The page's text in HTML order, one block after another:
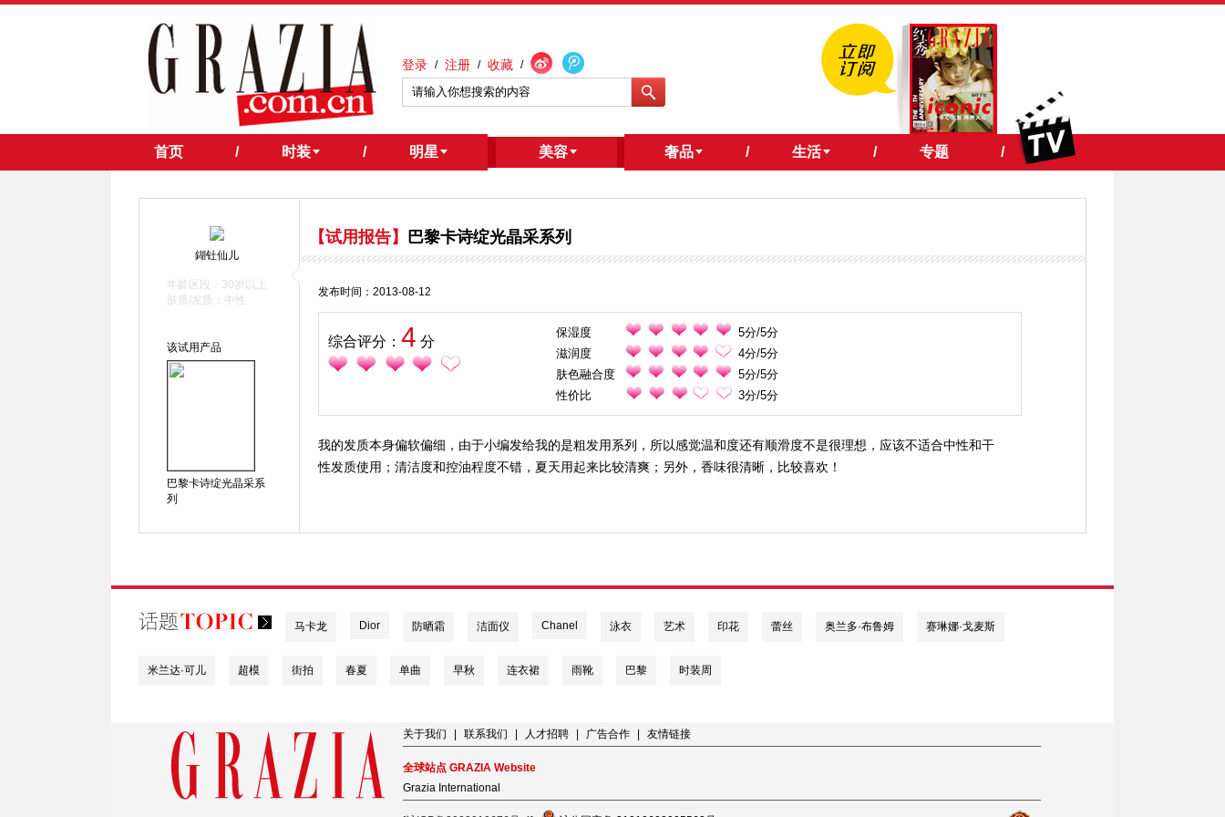
登录 / 注册 / 收藏 /
首页 / 时装 / 明星 美容 奢品 / 生活 / 专题 /
鍸钍仙儿
年龄区段：30岁以上
肤质/发质：中性
该试用产品
巴黎卡诗绽光晶采系
列
【试用报告】 巴黎卡诗绽光晶采系列
发布时间：2013-08-12
综合评分： 4 分
保湿度
5分/5分
滋润度
4分/5分
肤色融合度
5分/5分
性价比
3分/5分
我的发质本身偏软偏细，由于小编发给我的是粗发用系列，所以感觉温和度还有顺滑度不是很理想，应该不适合中性和干
性发质使用；清洁度和控油程度不错，夏天用起来比较清爽；另外，香味很清晰，比较喜欢！
马卡龙 Dior 防晒霜 洁面仪 Chanel 泳衣 艺术 印花 蕾丝 奥兰多·布鲁姆 赛琳娜·戈麦斯
米兰达·可儿 超模 街拍 春夏 单曲 早秋 连衣裙 雨靴 巴黎 时装周
关于我们 联系我们 人才招聘 广告合作 友情链接
全球站点 GRAZIA Website
Grazia International